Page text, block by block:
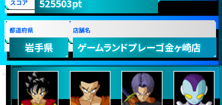
スコア 525503pt
都道府県
岩手県
店舗名
ゲームランドプレーゴ金ヶ崎店